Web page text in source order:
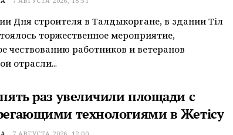
Дня строителя в Талдыкоргане, в здании Тіл
торжественное мероприятие,
чествованию работников и ветеранов
отрасли...
раз увеличили площади с
технологиями в Жетісу